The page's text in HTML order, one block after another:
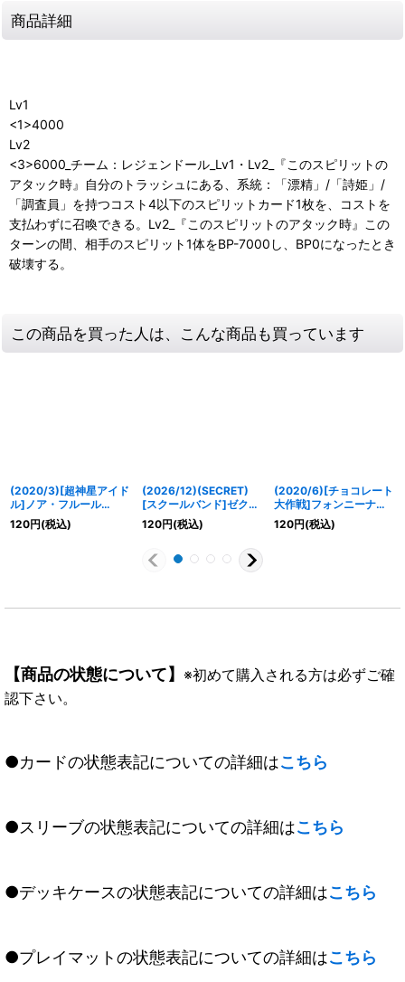
商品詳細
Lv1
<1>4000
Lv2
<3>6000_チーム：レジェンドール_Lv1・Lv2_『このスピリットの
アタック時』自分のトラッシュにある、系統：「漂精」/「詩姫」/
「調査員」を持つコスト4以下のスピリットカード1枚を、コストを
支払わずに召喚できる。Lv2_『このスピリットのアタック時』この
ターンの間、相手のスピリット1体をBP-7000し、BP0になったとき
破壊する。
この商品を買った人は、こんな商品も買っています
(2020/3)[超神星アイド
ル]ノア・フルール
(PB05収録)【X】
{BSC16-X01}《黄》
120円(税込)
(2026/12)(SECRET)
[スクールバンド]ゼクシ
ア・テンマ「Key」
(BSC51収録)【C-
《黄》
120円(税込)
(2020/6)[チョコレート
大作戦]フォンニーナ
【X】{PB05-D01}
《黄》
120円(税込)
【商品の状態について】 ※初めて購入される方は必ずご確
認下さい。
●カードの状態表記についての詳細はこちら
●スリーブの状態表記についての詳細はこちら
●デッキケースの状態表記についての詳細はこちら
●プレイマットの状態表記についての詳細はこちら